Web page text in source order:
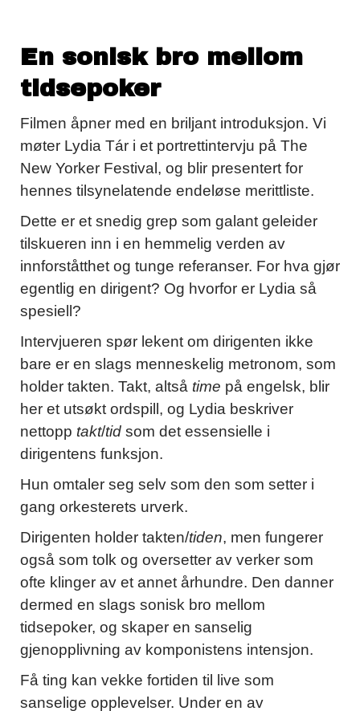
En sonisk bro mellom
tidsepoker
Filmen åpner med en briljant introduksjon. Vi
møter Lydia Tár i et portrettintervju på The
New Yorker Festival, og blir presentert for
hennes tilsynelatende endeløse merittliste.
Dette er et snedig grep som galant geleider
tilskueren inn i en hemmelig verden av
innforståtthet og tunge referanser. For hva gjør
egentlig en dirigent? Og hvorfor er Lydia så
spesiell?
Intervjueren spør lekent om dirigenten ikke
bare er en slags menneskelig metronom, som
holder takten. Takt, altså time på engelsk, blir
her et utsøkt ordspill, og Lydia beskriver
nettopp takt/tid som det essensielle i
dirigentens funksjon.
Hun omtaler seg selv som den som setter i
gang orkesterets urverk.
Dirigenten holder takten/tiden, men fungerer
også som tolk og oversetter av verker som
ofte klinger av et annet århundre. Den danner
dermed en slags sonisk bro mellom
tidsepoker, og skaper en sanselig
gjenopplivning av komponistens intensjon.
Få ting kan vekke fortiden til live som
sanselige opplevelser. Under en av